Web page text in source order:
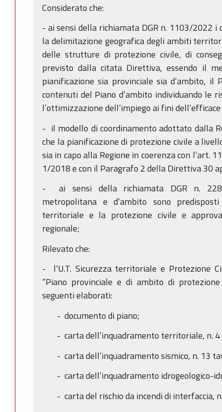
Considerato che:
- ai sensi della richiamata DGR n. 1103/2022
la delimitazione geografica degli ambiti
delle strutture di protezione civile, di
previsto dalla citata Direttiva, essendo il
pianificazione sia provinciale sia d’ambito, il
contenuti del Piano d’ambito individuando le
l’ottimizzazione dell’impiego ai fini
- il modello di coordinamento adottato dalla
che la pianificazione di protezione civile a
sia in capo alla Regione in coerenza con l’art.
1/2018 e con il Paragrafo 2 della Direttiva 30
- ai sensi della richiamata DGR n.
metropolitana e d’ambito sono
territoriale e la protezione civile e
regionale;
Rilevato che:
- l’U.T. Sicurezza territoriale e Protezione
“Piano provinciale e di ambito di
seguenti elaborati:
- documento di piano;
- carta dell’inquadramento territoriale, n.
- carta dell’inquadramento sismico, n. 13
- carta dell’inquadramento idrogeologico-
- carta del rischio da incendi di interfaccia,